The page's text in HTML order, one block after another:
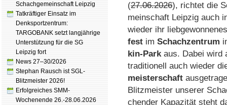
Schachgemeinschaft Leipzig
Tatkräftiger Einsatz im
Denksportzentrum:
TARGOBANK setzt langjährige
Unterstützung für die SG
Leipzig fort
News 27–30/2026
Stephan Rausch ist SGL-
Blitzmeister 2026!
Erfolgreiches SMM-
Wochenende 26.-28.06.2026
(27.06.2026), rich­tet die
mein­schaft Leip­zig auch
wie­der ihr
fest im Schach­zen­trum
kin-Parkaus. Da­bei wird
tra­di­tio­nell auch wie­der
meis­ter­schaft
Blitz­meis­ter un­se­rer
chen­der Ka­pa­zi­tät steht